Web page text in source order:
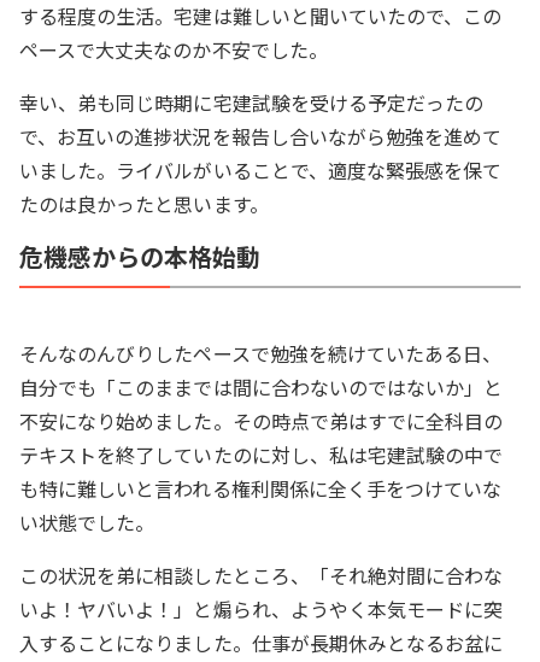
する程度の生活。宅建は難しいと聞いていたので、この
ペースで大丈夫なのか不安でした。
幸い、弟も同じ時期に宅建試験を受ける予定だったの
で、お互いの進捗状況を報告し合いながら勉強を進めて
いました。ライバルがいることで、適度な緊張感を保て
たのは良かったと思います。
危機感からの本格始動
そんなのんびりしたペースで勉強を続けていたある日、
自分でも「このままでは間に合わないのではないか」と
不安になり始めました。その時点で弟はすでに全科目の
テキストを終了していたのに対し、私は宅建試験の中で
も特に難しいと言われる権利関係に全く手をつけていな
い状態でした。
この状況を弟に相談したところ、「それ絶対間に合わな
いよ！ヤバいよ！」と煽られ、ようやく本気モードに突
入することになりました。仕事が長期休みとなるお盆に